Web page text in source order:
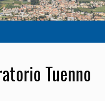
Tuenno